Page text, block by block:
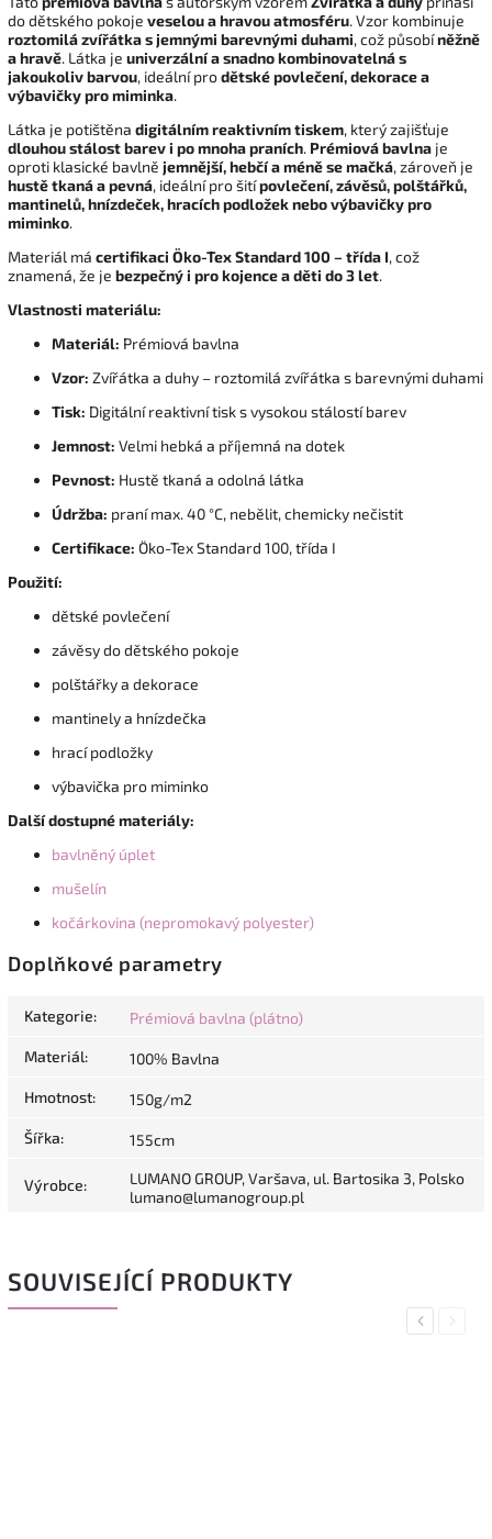
do dětského pokoje veselou a hravou atmosféru. Vzor kombinuje
roztomilá zvířátka s jemnými barevnými duhami, což působíněžně
a hravě. Látka je univerzální a snadno kombinovatelná s
jakoukoliv barvou, ideální prodětské povlečení, dekorace a
výbavičky pro miminka.
Látka je potištěna digitálním reaktivním tiskem, který zajišťuje
dlouhou stálost barev i po mnoha praních. Prémiová bavlna je
oproti klasické bavlně jemnější, hebčí a méně se mačká, zároveň je
hustě tkaná a pevná, ideální pro šitípovlečení, závěsů, polštářků,
mantinelů, hnízdeček, hracích podložek nebo výbavičky pro
miminko.
Materiál má certifikaci Öko-Tex Standard 100 – třída I, což
znamená, že je bezpečný i pro kojence a děti do 3 let.
Vlastnosti materiálu:
Materiál: Prémiová bavlna
Vzor: Zvířátka a duhy – roztomilá zvířátka s barevnými duhami
Tisk: Digitální reaktivní tisk s vysokou stálostí barev
Jemnost: Velmi hebká a příjemná na dotek
Pevnost: Hustě tkaná a odolná látka
Údržba: praní max. 40 °C, nebělit, chemicky nečistit
Certifikace: Öko-Tex Standard 100, třída I
Použití:
dětské povlečení
závěsy do dětského pokoje
polštářky a dekorace
mantinely a hnízdečka
hrací podložky
výbavička pro miminko
Další dostupné materiály:
bavlněný úplet
mušelín
kočárkovina (nepromokavý polyester)
Doplňkové parametry
Kategorie: Prémiová bavlna (plátno)
Materiál: 100% Bavlna
Hmotnost: 150g/m2
Šířka: 155cm
Výrobce:
LUMANO GROUP, Varšava, ul. Bartosika 3, Polsko
lumano@lumanogroup.pl
SOUVISEJÍCÍ PRODUKTY
PreviousNext